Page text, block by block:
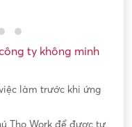
ty không minh
làm trước khi ứng
Thọ Work để được tư